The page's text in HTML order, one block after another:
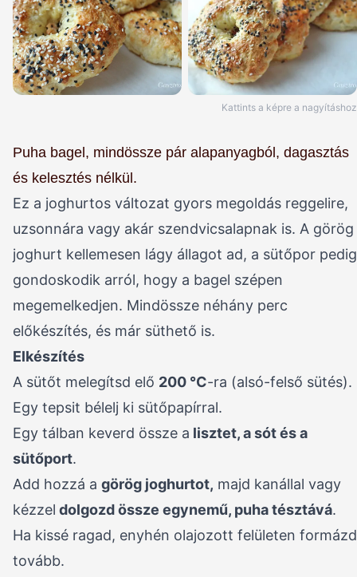
Kattints a képre a nagyításhoz
Puha bagel, mindössze pár alapanyagból, dagasztás
és kelesztés nélkül.
Ez a joghurtos változat gyors megoldás reggelire,
uzsonnára vagy akár szendvicsalapnak is. A görög
joghurt kellemesen lágy állagot ad, a sütőpor pedig
gondoskodik arról, hogy a bagel szépen
megemelkedjen. Mindössze néhány perc
előkészítés, és már süthető is.
Elkészítés
A sütőt melegítsd elő 200 °C-ra (alsó-felső sütés).
Egy tepsit bélelj ki sütőpapírral.
Egy tálban keverd össze a lisztet, a sót és a
sütőport.
Add hozzá a görög joghurtot, majd kanállal vagy
kézzel dolgozd össze egynemű, puha tésztává.
Ha kissé ragad, enyhén olajozott felületen formázd
tovább.